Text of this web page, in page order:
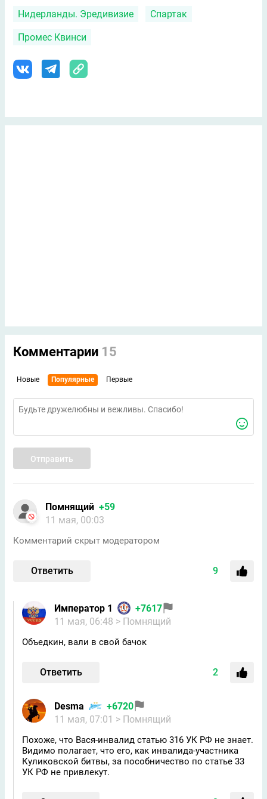
Нидерланды. Эредивизие Спартак
Промес Квинси
Комментарии 15
Новые Популярные Первые
Отправить
Помнящий +59
11 мая, 00:03
Комментарий скрыт модератором
Ответить 9
Император 1
+7617
11 мая, 06:48 > Помнящий
Объедкин, вали в свой бачок
Ответить 2
Desma
+6720
11 мая, 07:01 > Помнящий
Похоже, что Вася-инвалид статью 316 УК РФ не знает.
Видимо полагает, что его, как инвалида-участника
Куликовской битвы, за пособничество по статье 33
УК РФ не привлекут.